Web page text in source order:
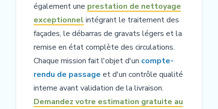
également une prestation de nettoyage
exceptionnel intégrant le traitement des
façades, le débarras de gravats légers et la
remise en état complète des circulations.
Chaque mission fait l'objet d'un compte-
rendu de passage et d'un contrôle qualité
interne avant validation de la livraison.
Demandez votre estimation gratuite au